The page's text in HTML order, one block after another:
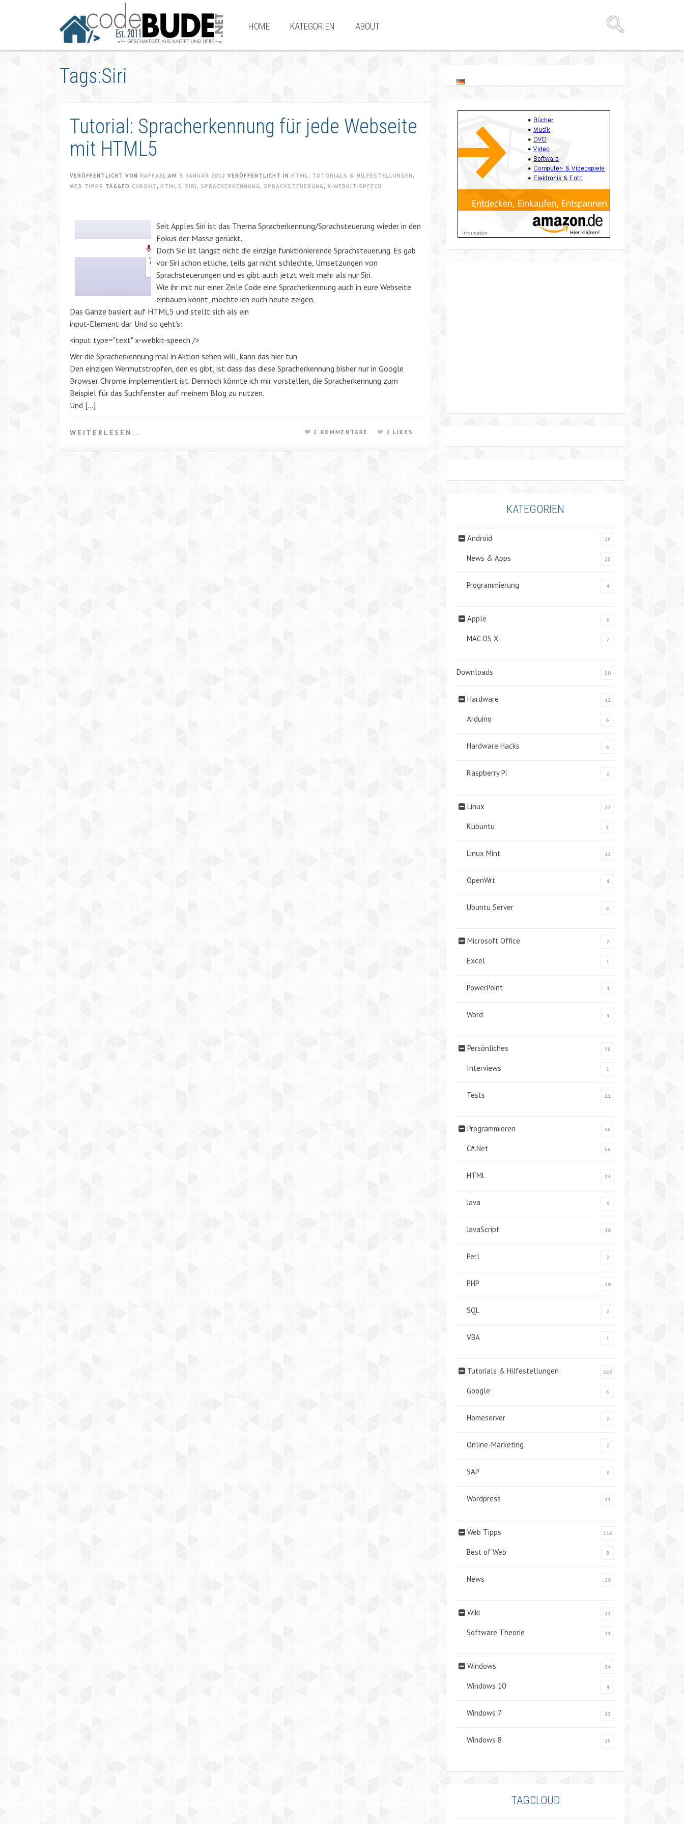
HOME KATEGORIEN ABOUT
Tags:Siri
Tutorial: Spracherkennung für jede Webseite
mit HTML5
VERÖFFENTLICHT VON RAFFAEL AM 9. JANUAR 2012 VERÖFFENTLICHT IN HTML, TUTORIALS & HILFESTELLUNGEN ,
WEB TIPPS TAGGED CHROME , HTML5, SIRI , SPRACHERKENNUNG , SPRACHSTEUERUNG , X-WEBKIT-SPEECH
Seit Apples Siri ist das Thema Spracherkennung/Sprachsteuerung wieder in den
Fokus der Masse gerückt.
Doch Siri ist längst nicht die einzige funktionierende Sprachsteuerung. Es gab
vor Siri schon etliche, teils gar nicht schlechte, Umsetzungen von
Sprachsteuerungen und es gibt auch jetzt weit mehr als nur Siri.
Wie ihr mit nur einer Zeile Code eine Spracherkennung auch in eure Webseite
einbauen könnt, möchte ich euch heute zeigen.
Das Ganze basiert auf HTML5 und stellt sich als ein
input-Element dar. Und so geht’s:
<input type="text" x-webkit-speech />
Wer die Spracherkennung mal in Aktion sehen will, kann das hier tun.
Den einzigen Wermutstropfen, den es gibt, ist dass das diese Spracherkennung bisher nur in Google
Browser Chrome implementiert ist. Dennoch könnte ich mir vorstellen, die Spracherkennung zum
Beispiel für das Suchfenster auf meinem Blog zu nutzen.
Und […]
WEITERLESEN... 2 KOMMENTARE 2 LIKES
KATEGORIEN
Android 28
News & Apps 28
Programmierung 4
Apple 8
MAC OS X 7
Downloads 50
Hardware 12
Arduino 6
Hardware Hacks 6
Raspberry Pi 2
Linux 27
Kubuntu 5
Linux Mint 12
OpenWrt 4
Ubuntu Server 6
Microsoft Office 7
Excel 1
PowerPoint 4
Word 4
Persönliches 98
Interviews 1
Tests 11
Programmieren 98
C#.Net 56
HTML 14
Java 3
JavaScript 10
Perl 2
PHP 20
SQL 2
VBA 1
Tutorials & Hilfestellungen 163
Google 6
Homeserver 2
Online-Marketing 2
SAP 3
Wordpress 31
Web Tipps 116
Best of Web 8
News 20
Wiki 23
Software Theorie 11
Windows 34
Windows 10 4
Windows 7 13
Windows 8 25
TAGCLOUD